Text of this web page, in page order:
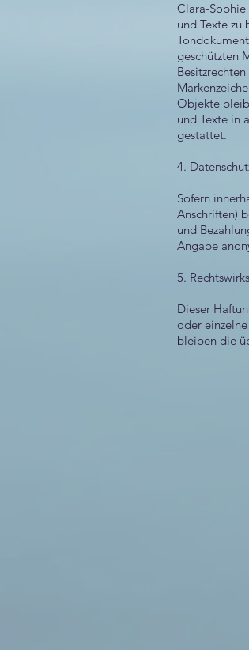
Clara-
und Texte zu
geschützten
Objekte
und Texte in
gestattet.
4.
Sofern
Anschriften)
und
Angabe
5.
Dieser
oder
bleiben die